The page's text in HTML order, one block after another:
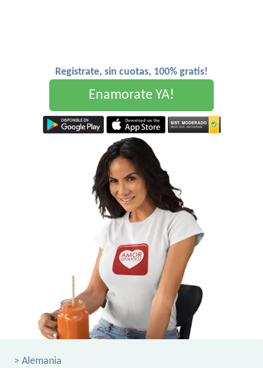
Registrate, sin cuotas, 100% gratis!
Enamorate YA!
> Alemania